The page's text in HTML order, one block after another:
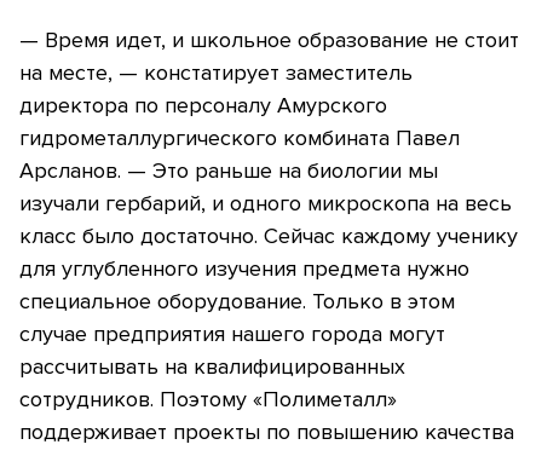
— Время идет, и школьное образование не стоит
на месте, — констатирует заместитель
директора по персоналу Амурского
гидрометаллургического комбината Павел
Арсланов. — Это раньше на биологии мы
изучали гербарий, и одного микроскопа на весь
класс было достаточно. Сейчас каждому ученику
для углубленного изучения предмета нужно
специальное оборудование. Только в этом
случае предприятия нашего города могут
рассчитывать на квалифицированных
сотрудников. Поэтому «Полиметалл»
поддерживает проекты по повышению качества